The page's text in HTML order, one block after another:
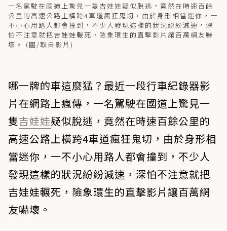
一名駕駛在國道上驚見一隻吉娃娃疑似脫逃，竟然在時速百餘
公里的高速公路上橫跨4車道瘋狂鬼切，由於身形相當迷你，一
不小心用路人都會撞到，不少人發現這樣的狀況紛紛減速，深
怕不注意就把吉娃娃輾死，險象環生的直擊影片讓百萬網友嚇
壞。 (圖/取自影片)
哪一牌的車這麼猛？最近一段行車紀錄器影
片在網路上瘋傳，一名駕駛在國道上驚見一
隻吉娃娃疑似脫逃，竟然在時速百餘公里的
高速公路上橫跨4車道瘋狂鬼切，由於身形相
當迷你，一不小心用路人都會撞到，不少人
發現這樣的狀況紛紛減速，深怕不注意就把
吉娃娃輾死，險象環生的直擊影片讓百萬網
友嚇壞。